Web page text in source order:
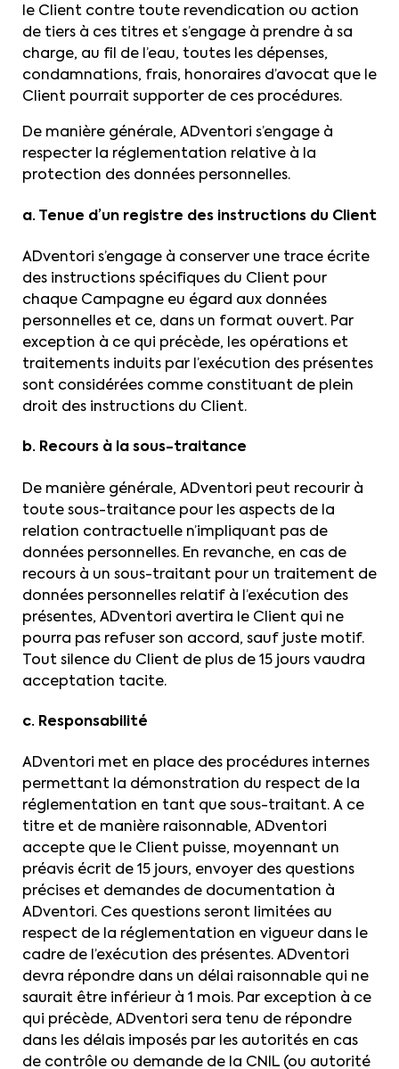
le Client contre toute revendication ou action
de tiers à ces titres et s’engage à prendre à sa
charge, au fil de l’eau, toutes les dépenses,
condamnations, frais, honoraires d’avocat que le
Client pourrait supporter de ces procédures.
De manière générale, ADventori s’engage à
respecter la réglementation relative à la
protection des données personnelles.
a. Tenue d’un registre des instructions du Client
ADventori s’engage à conserver une trace écrite
des instructions spécifiques du Client pour
chaque Campagne eu égard aux données
personnelles et ce, dans un format ouvert. Par
exception à ce qui précède, les opérations et
traitements induits par l’exécution des présentes
sont considérées comme constituant de plein
droit des instructions du Client.
b. Recours à la sous-traitance
De manière générale, ADventori peut recourir à
toute sous-traitance pour les aspects de la
relation contractuelle n’impliquant pas de
données personnelles. En revanche, en cas de
recours à un sous-traitant pour un traitement de
données personnelles relatif à l’exécution des
présentes, ADventori avertira le Client qui ne
pourra pas refuser son accord, sauf juste motif.
Tout silence du Client de plus de 15 jours vaudra
acceptation tacite.
c. Responsabilité
ADventori met en place des procédures internes
permettant la démonstration du respect de la
réglementation en tant que sous-traitant. A ce
titre et de manière raisonnable, ADventori
accepte que le Client puisse, moyennant un
préavis écrit de 15 jours, envoyer des questions
précises et demandes de documentation à
ADventori. Ces questions seront limitées au
respect de la réglementation en vigueur dans le
cadre de l’exécution des présentes. ADventori
devra répondre dans un délai raisonnable qui ne
saurait être inférieur à 1 mois. Par exception à ce
qui précède, ADventori sera tenu de répondre
dans les délais imposés par les autorités en cas
de contrôle ou demande de la CNIL (ou autorité